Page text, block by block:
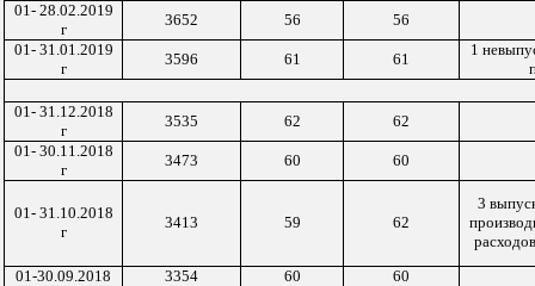
01- 28.02.2019
г
3652 56
56
01- 31.01.2019
г
3596 61 61
1
01- 31.12.2018
г
3535 62
62
01- 30.11.2018
г
3473 60 60
01- 31.10.2018
г
3413 59 62
3
01-30.09.2018
3354 60
60